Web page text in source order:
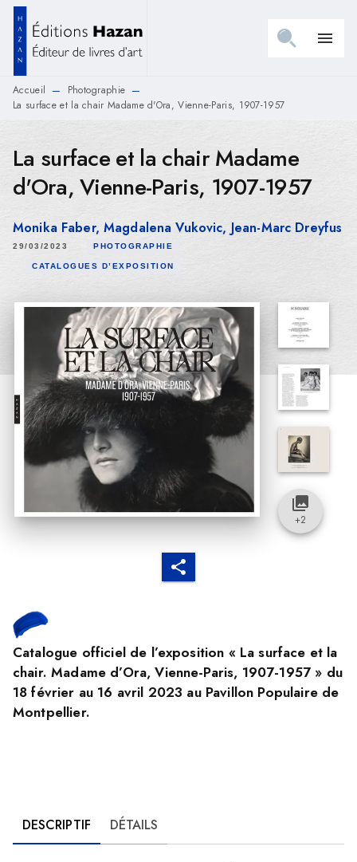
MENU RECHERCHE
PIED DE PAGE
menu
Accueil — Photographie —
La surface et la chair Madame d'Ora, Vienne-Paris, 1907-1957
La surface et la chair Madame
d'Ora, Vienne-Paris, 1907-1957
Monika Faber,Magdalena Vukovic, Jean-Marc Dreyfus
29/03/2023 PHOTOGRAPHIE
CATALOGUES D’EXPOSITION
Catalogue officiel de l’exposition « La surface et la
chair. Madame d’Ora, Vienne-Paris, 1907-1957 » du
18 février au 16 avril 2023 au Pavillon Populaire de
Montpellier.
collections
+2
DESCRIPTIF DÉTAILS